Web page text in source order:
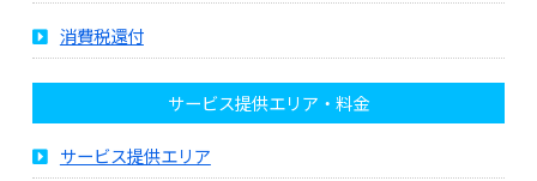
消費税還付
サービス提供エリア・料金
サービス提供エリア